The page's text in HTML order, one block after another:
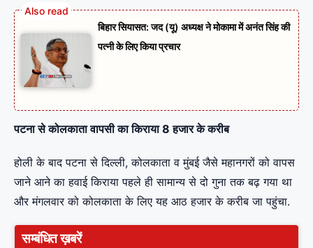
बिहार सियासत: जद (यू) अध्यक्ष ने मोकामा में अनंत सिंह की
पत्नी के लिए किया प्रचार
पटना से कोलकाता वापसी का किराया 8 हजार के करीब
होली के बाद पटना से दिल्ली, कोलकाता व मुंबई जैसे महानगरों को वापस
जाने आने का हवाई किराया पहले ही सामान्य से दो गुना तक बढ़ गया था
और मंगलवार को कोलकाता के लिए यह आठ हजार के करीब जा पहुंचा.
सम्बंधित ख़बरें